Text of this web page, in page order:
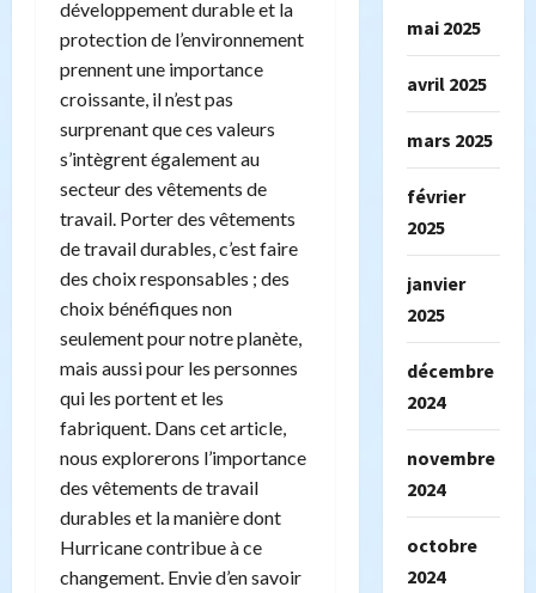
développement durable et la
protection de l’environnement
prennent une importance
croissante, il n’est pas
surprenant que ces valeurs
s’intègrent également au
secteur des vêtements de
travail. Porter des vêtements
de travail durables, c’est faire
des choix responsables ; des
choix bénéfiques non
seulement pour notre planète,
mais aussi pour les personnes
qui les portent et les
fabriquent. Dans cet article,
nous explorerons l’importance
des vêtements de travail
durables et la manière dont
Hurricane contribue à ce
changement. Envie d’en savoir
mai 2025
avril 2025
mars 2025
février
2025
janvier
2025
décembre
2024
novembre
2024
octobre
2024